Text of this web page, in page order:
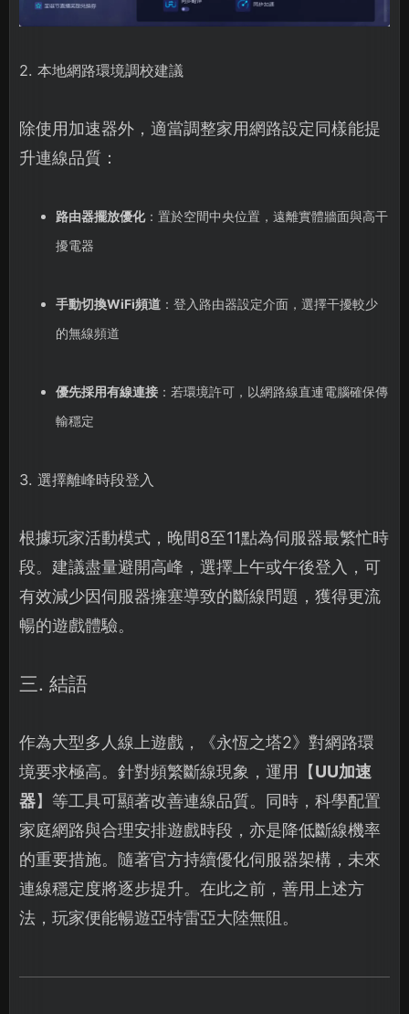
2. 本地網路環境調校建議
除使用加速器外，適當調整家用網路設定同樣能提
升連線品質：
路由器擺放優化：置於空間中央位置，遠離實體牆面與高干
擾電器
手動切換WiFi頻道：登入路由器設定介面，選擇干擾較少
的無線頻道
優先採用有線連接：若環境許可，以網路線直連電腦確保傳
輸穩定
3. 選擇離峰時段登入
根據玩家活動模式，晚間8至11點為伺服器最繁忙時
段。建議盡量避開高峰，選擇上午或午後登入，可
有效減少因伺服器擁塞導致的斷線問題，獲得更流
暢的遊戲體驗。
三. 結語
作為大型多人線上遊戲，《永恆之塔2》對網路環
境要求極高。針對頻繁斷線現象，運用【UU加速
器】等工具可顯著改善連線品質。同時，科學配置
家庭網路與合理安排遊戲時段，亦是降低斷線機率
的重要措施。隨著官方持續優化伺服器架構，未來
連線穩定度將逐步提升。在此之前，善用上述方
法，玩家便能暢遊亞特雷亞大陸無阻。